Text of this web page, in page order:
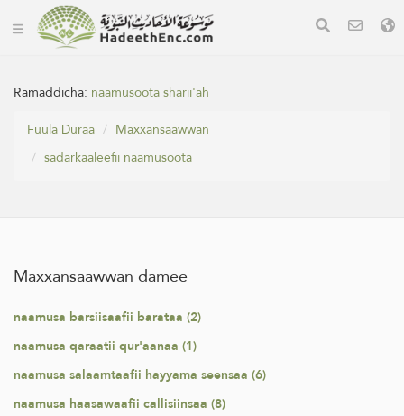
Ramaddicha: naamusoota sharii'ah
Fuula Duraa
Maxxansaawwan
sadarkaaleefii naamusoota
Maxxansaawwan damee
naamusa barsiisaafii barataa (2)
naamusa qaraatii qur'aanaa (1)
naamusa salaamtaafii hayyama seensaa (6)
naamusa haasawaafii callisiinsaa (8)